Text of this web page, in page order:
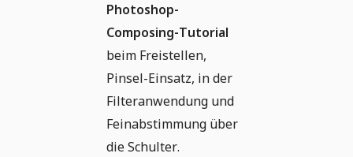
Photoshop-
Composing-Tutorial
beim Freistellen,
Pinsel-Einsatz, in der
Filteranwendung und
Feinabstimmung über
die Schulter.